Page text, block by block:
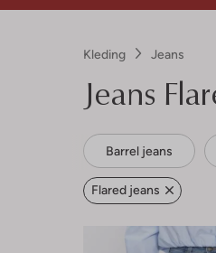
Kleding Jeans
Jeans
Barrel jeans
Flared jeans